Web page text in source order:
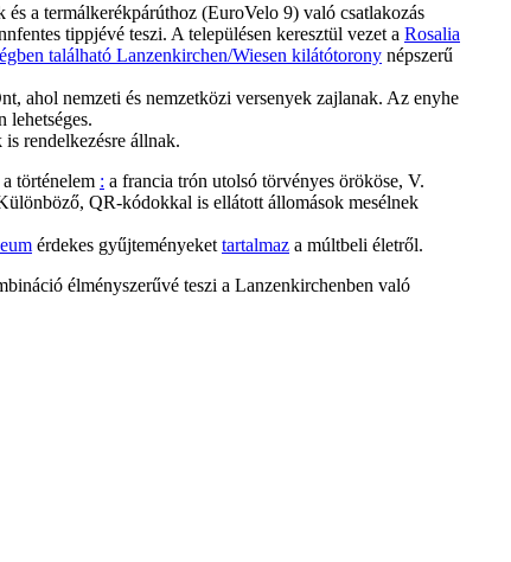
a termálkerékpárúthoz (EuroVelo 9) való csatlakozás
tippjévé teszi. A településen keresztül vezet a Rosalia
található Lanzenkirchen/Wiesen kilátótorony népszerű
ahol nemzeti és nemzetközi versenyek zajlanak. Az enyhe
lehetséges.
rendelkezésre állnak.
történelem : a francia trón utolsó törvényes örököse, V.
QR-kódokkal is ellátott állomások mesélnek
érdekes gyűjteményeket tartalmaz a múltbeli életről.
élményszerűvé teszi a Lanzenkirchenben való